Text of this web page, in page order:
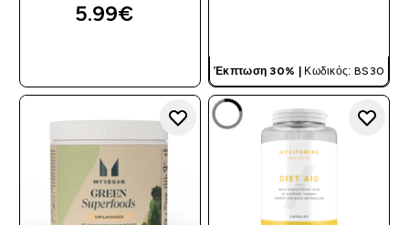
5.99€‎
Έκπτωση 30% | Κωδικός: BS30